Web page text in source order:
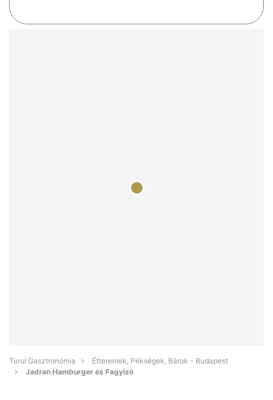
Turul Gasztronómia
Étteremek, Pékségek, Bárok - Budapest
Jadran Hamburger és Fagyizó